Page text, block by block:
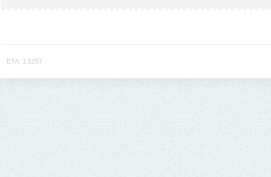
ETA: 1.5257